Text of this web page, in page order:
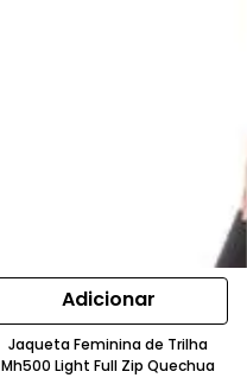
Adicionar
Jaqueta Feminina de Trilha
Mh500 Light Full Zip Quechua